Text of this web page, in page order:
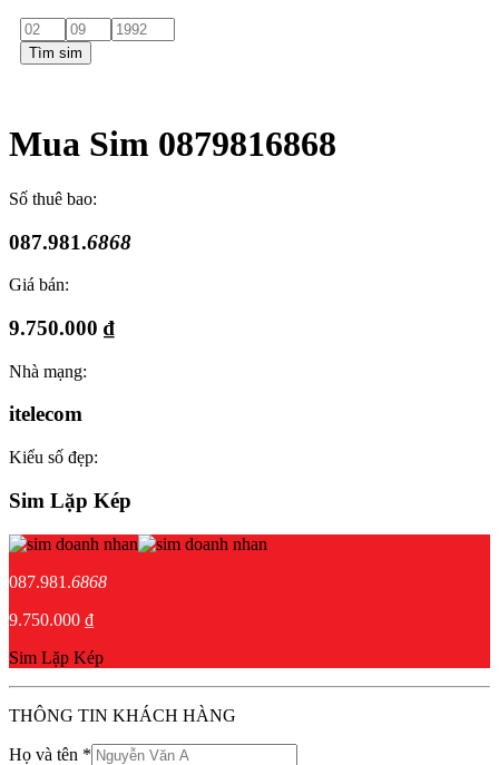
Tìm sim
Mua Sim 0879816868
Số thuê bao:
087.981.6868
Giá bán:
9.750.000 ₫
Nhà mạng:
itelecom
Kiểu số đẹp:
Sim Lặp Kép
087.981.6868
9.750.000 ₫
Sim Lặp Kép
THÔNG TIN KHÁCH HÀNG
Họ và tên *